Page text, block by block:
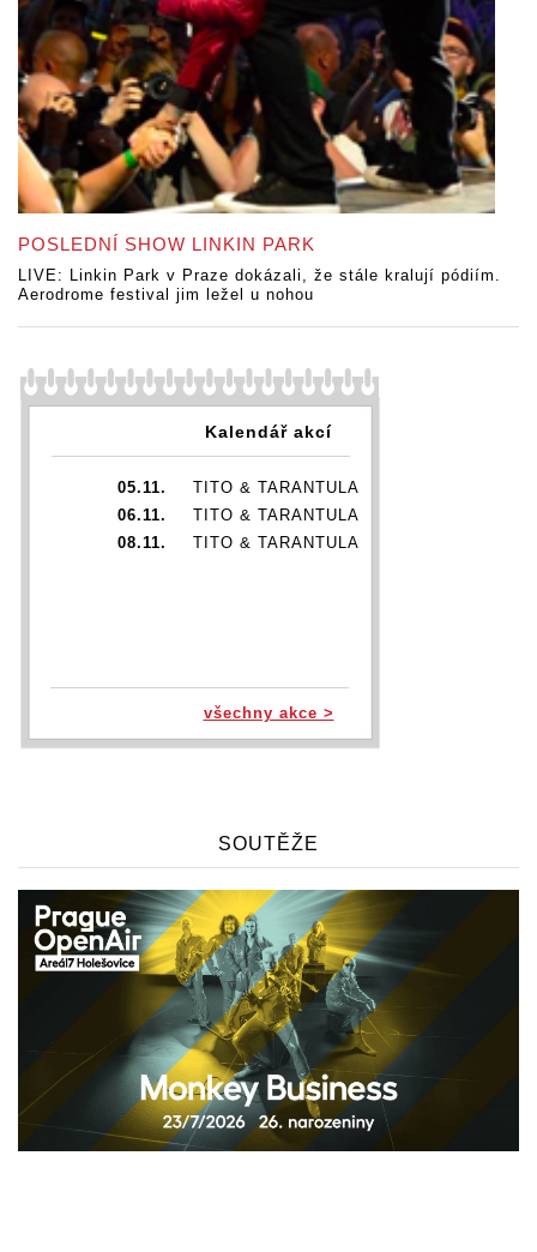
POSLEDNÍ SHOW LINKIN PARK
LIVE: Linkin Park v Praze dokázali, že stále kralují pódiím.
Aerodrome festival jim ležel u nohou
Kalendář akcí
05.11.
TITO & TARANTULA
06.11.
TITO & TARANTULA
08.11.
TITO & TARANTULA
všechny akce >
SOUTĚŽE